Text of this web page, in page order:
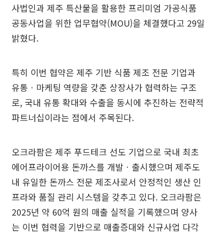
사법인과 제주 특산물을 활용한 프리미엄 가공식품
공동사업을 위한 업무협약(MOU)을 체결했다고 29일
밝혔다.
특히 이번 협약은 제주 기반 식품 제조 전문 기업과
유통ㆍ마케팅 역량을 갖춘 상장사가 협력하는 구조
로, 국내 유통 확대와 수출을 동시에 추진하는 전략적
파트너십이라는 점에서 주목된다.
오크라팜은 제주 푸드테크 선도 기업으로 국내 최초
에어프라이어용 돈까스를 개발ㆍ출시했으며 제주도
내 유일한 돈까스 전문 제조사로서 안정적인 생산 인
프라와 품질 관리 시스템을 갖추고 있다. 오크라팜은
2025년 약 60억 원의 매출 실적을 기록했으며 양사
는 이번 협력을 기반으로 매출증대와 신규사업 다각